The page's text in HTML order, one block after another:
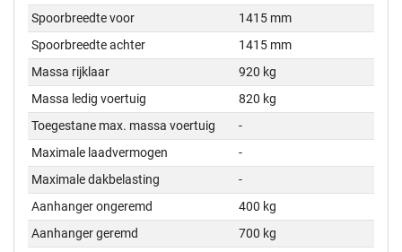
Spoorbreedte voor
1415 mm
Spoorbreedte achter
1415 mm
Massa rijklaar
920 kg
Massa ledig voertuig
820 kg
Toegestane max. massa voertuig
-
Maximale laadvermogen
-
Maximale dakbelasting
-
Aanhanger ongeremd
400 kg
Aanhanger geremd
700 kg